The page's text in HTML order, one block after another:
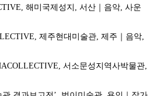
해미국제성지, 서산｜음악, 사운
제주현대미술관, 제주｜음악,
서소문성지역사박물관,